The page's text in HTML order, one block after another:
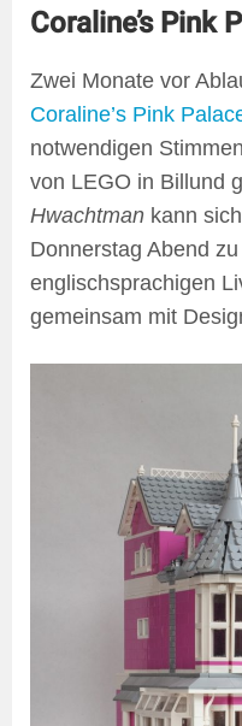
Coraline’s Pink
Zwei Monate vor
Coraline’s Pink
notwendigen
von LEGO in Billund
Hwachtman kann
Donnerstag Abend
englischsprachigen
gemeinsam mit